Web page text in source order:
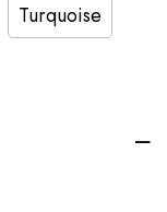
Turquoise